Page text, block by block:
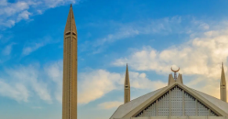
Gestion des freelances
Intégrez et gérez vos freelances
PEO
Sous-traitez les opérations
Comparer Remote
Examinez notre service par rapport
CROISSANCE
Start-ups
pays
Calculateur de paiement des
Découvrez les devises disponibles
paiement pour vos freelances
Nederlands
Français
Deutsch
Connexion